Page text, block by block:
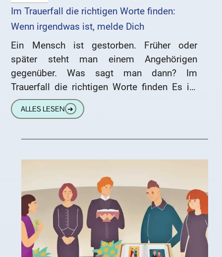
Im Trauerfall die richtigen Worte finden:
Wenn irgendwas ist, melde Dich
Ein Mensch ist gestorben. Früher oder
später steht man einem Angehörigen
gegenüber. Was sagt man dann? Im
Trauerfall die richtigen Worte finden Es ist
gar nicht so einfach, hier das
ALLES LESEN ➔